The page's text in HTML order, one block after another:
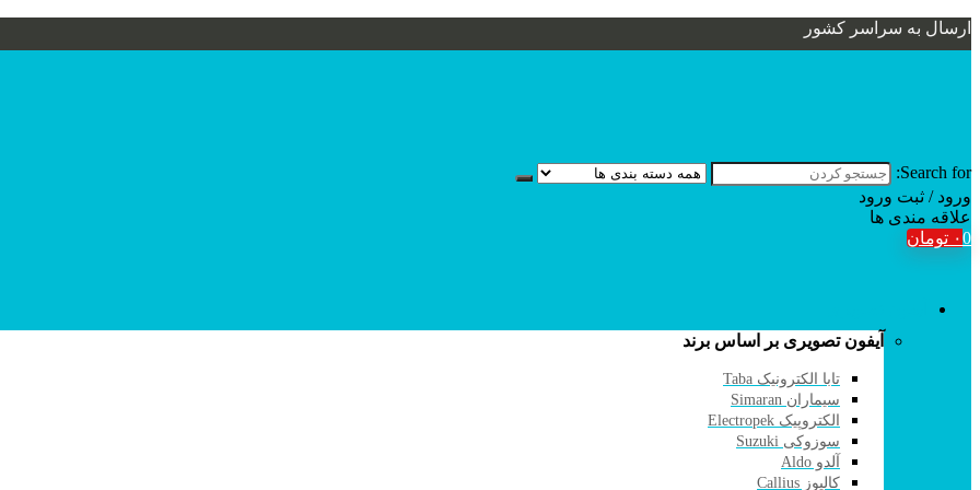
ارسال به سراسر کشور
Search for:
ورود / ثبت ورود
علاقه مندی ها
0۰ تومان
آیفون تصویری بر اساس برند
تابا الکترونیک Taba
سیماران Simaran
الکتروپیک Electropek
سوزوکی Suzuki
آلدو Aldo
کالیوز Callius